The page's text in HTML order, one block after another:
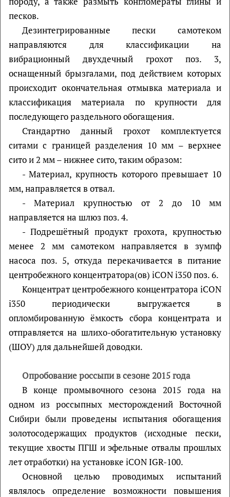
песков.
Дезинтегрированные пески самотеком
направляются для классификации на
вибрационный двухдечный грохот поз. 3,
оснащенный брызгалами, под действием которых
происходит окончательная отмывка материала и
классификация материала по крупности для
последующего раздельного обогащения.
Стандартно данный грохот комплектуется
ситами с границей разделения 10 мм – верхнее
сито и 2 мм – нижнее сито, таким образом:
- Материал, крупность которого превышает 10
мм, направляется в отвал.
- Материал крупностью от 2 до 10 мм
направляется на шлюз поз. 4.
- Подрешётный продукт грохота, крупностью
менее 2 мм самотеком направляется в зумпф
насоса поз. 5, откуда перекачивается в питание
центробежного концентратора(ов) iCON i350 поз. 6.
Концентрат центробежного концентратора iCON
i350 периодически выгружается в
опломбированную ёмкость сбора концентрата и
отправляется на шлихо-обогатительную установку
(ШОУ) для дальнейшей доводки.
Опробование россыпи в сезоне 2015 года
В конце промывочного сезона 2015 года на
одном из россыпных месторождений Восточной
Сибири были проведены испытания обогащения
золотосодержащих продуктов (исходные пески,
текущие хвосты ПГШ и эфельные отвалы прошлых
лет отработки) на установке iCON IGR-100.
Основной целью проводимых испытаний
являлось определение возможности повышения